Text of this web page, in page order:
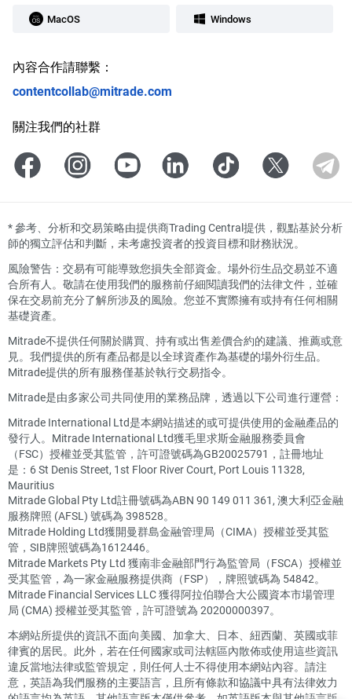
MacOS Windows
內容合作請聯繫：
contentcollab@mitrade.com
關注我們的社群
*參考、分析和交易策略由提供商Trading Central提供，觀點基於分析
師的獨立評估和判斷，未考慮投資者的投資目標和財務狀況。
風險警告：交易有可能導致您損失全部資金。場外衍生品交易並不適
合所有人。敬請在使用我們的服務前仔細閱讀我們的法律文件，並確
保在交易前充分了解所涉及的風險。您並不實際擁有或持有任何相關
基礎資產。
Mitrade不提供任何關於購買、持有或出售差價合約的建議、推薦或意
見。我們提供的所有產品都是以全球資產作為基礎的場外衍生品。
Mitrade提供的所有服務僅基於執行交易指令。
Mitrade是由多家公司共同使用的業務品牌，透過以下公司進行運營：
Mitrade International Ltd是本網站描述的或可提供使用的金融產品的
發行人。Mitrade International Ltd獲毛里求斯金融服務委員會
（FSC）授權並受其監管，許可證號碼為GB20025791，註冊地址
是：6 St Denis Street, 1st Floor River Court, Port Louis 11328,
Mauritius
Mitrade Global Pty Ltd註冊號碼為ABN 90 149 011 361, 澳大利亞金融
服務牌照 (AFSL) 號碼為 398528。
Mitrade Holding Ltd獲開曼群島金融管理局（CIMA）授權並受其監
管，SIB牌照號碼為1612446。
Mitrade Markets Pty Ltd 獲南非金融部門行為監管局（FSCA）授權並
受其監管，為一家金融服務提供商（FSP），牌照號碼為 54842。
Mitrade Financial Services LLC 獲得阿拉伯聯合大公國資本市場管理
局 (CMA) 授權並受其監管，許可證號為 20200000397。
本網站所提供的資訊不面向美國、加拿大、日本、紐西蘭、英國或菲
律賓的居民。此外，若在任何國家或司法轄區內散佈或使用這些資訊
違反當地法律或監管規定，則任何人士不得使用本網站內容。請注
意，英語為我們服務的主要語言，且所有條款和協議中具有法律效力